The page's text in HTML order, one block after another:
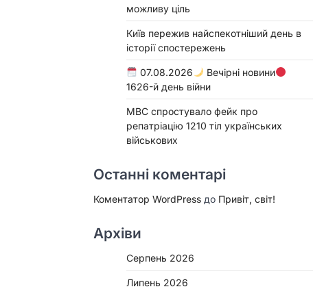
можливу ціль
Київ пережив найспекотніший день в
історії спостережень
07.08.2026
Вечірні новини
1626-й день війни
МВС спростувало фейк про
репатріацію 1210 тіл українських
військових
Останні коментарі
Коментатор WordPress до Привіт, світ!
Архіви
Серпень 2026
Липень 2026